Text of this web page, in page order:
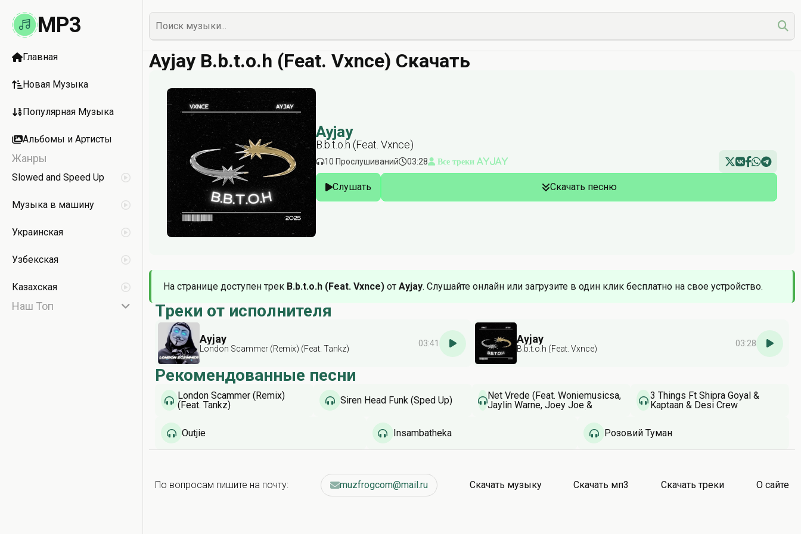
MP3
Главная
Новая Музыка
Популярная Музыка
Альбомы и Артисты
Жанры
Slowed and Speed Up
Музыка в машину
Украинская
Узбекская
Казахская
Наш Топ
Ayjay B.b.t.o.h (Feat. Vxnce) Скачать
Ayjay
B.b.t.o.h (Feat. Vxnce)
10 Прослушиваний 03:28 Все треки Ayjay
Слушать Скачать песню
На странице доступен трек B.b.t.o.h (Feat. Vxnce) от Ayjay. Слушайте онлайн или загрузите в один клик бесплатно на свое устройство.
Треки от исполнителя
Ayjay
London Scammer (Remix) (Feat. Tankz)
03:41 Ayjay
B.b.t.o.h (Feat. Vxnce)
03:28
Рекомендованные песни
London Scammer (Remix)
(Feat. Tankz)
Siren Head Funk (Sped Up)
Net Vrede (Feat. Woniemusicsa,
Jaylin Warne, Joey Joe &
3 Things Ft Shipra Goyal &
Kaptaan & Desi Crew
Outjie Insambatheka Розовий Туман
По вопросам пишите на почту: muzfrogcom@mail.ru Скачать музыку Скачать мп3 Скачать треки О сайте